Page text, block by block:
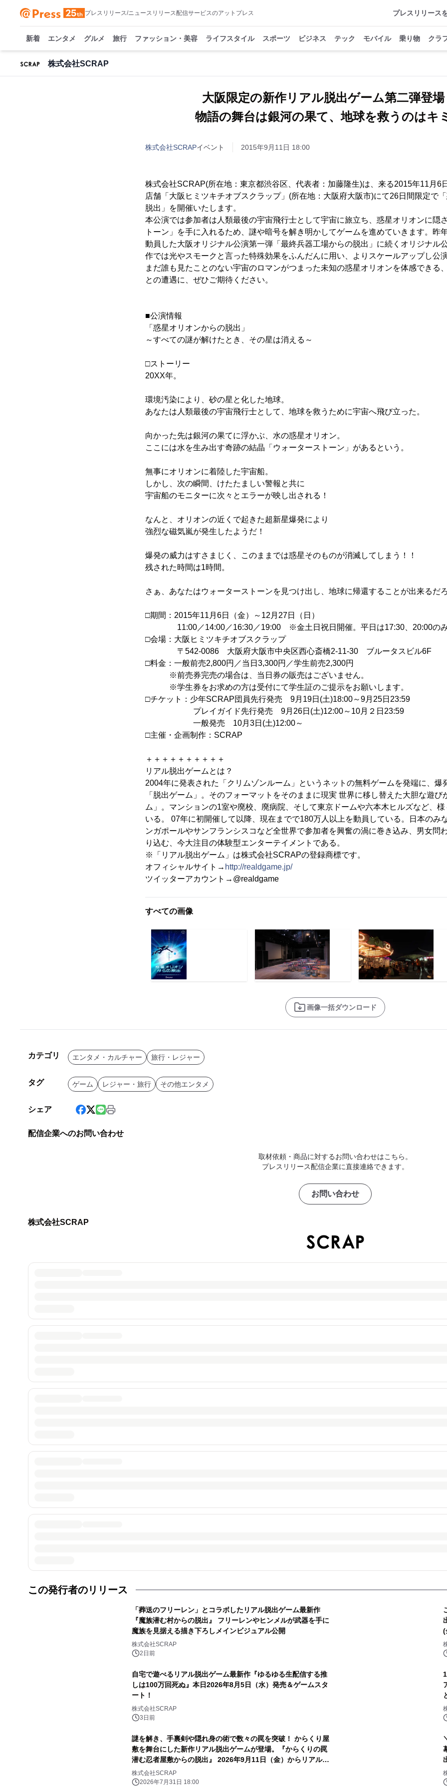
プレスリリース/ニュースリリース配信サービスのアットプレス プレスリリース
新着 エンタメ グルメ 旅行 ファッション・美容 ライフスタイル スポーツ ビジネス テック モバイル 乗り物 クラ
株式会社SCRAP
大阪限定の新作リアル脱出ゲーム第二弾登場
物語の舞台は銀河の果て、地球を救うのはキ
株式会社SCRAPイベント 2015年9月11日 18:00
株式会社SCRAP(所在地：東京都渋谷区、代表者：加藤隆生)は、来る2015年11月6
店舗「大阪ヒミツキチオブスクラップ」(所在地：大阪府大阪市)にて26日間限定で
脱出」を開催いたします。
本公演では参加者は人類最後の宇宙飛行士として宇宙に旅立ち、惑星オリオンに隠
トーン」を手に入れるため、謎や暗号を解き明かしてゲームを進めていきます。昨
動員した大阪オリジナル公演第一弾「最終兵器工場からの脱出」に続くオリジナル
作では光やスモークと言った特殊効果をふんだんに用い、よりスケールアップし公
まだ誰も見たことのない宇宙のロマンがつまった未知の惑星オリオンを体感できる
との遭遇に、ぜひご期待ください。
■公演情報
「惑星オリオンからの脱出」
～すべての謎が解けたとき、その星は消える～
□ストーリー
20XX年。
環境汚染により、砂の星と化した地球。
あなたは人類最後の宇宙飛行士として、地球を救うために宇宙へ飛び立った。
向かった先は銀河の果てに浮かぶ、水の惑星オリオン。
ここには水を生み出す奇跡の結晶「ウォーターストーン」があるという。
無事にオリオンに着陸した宇宙船。
しかし、次の瞬間、けたたましい警報と共に
宇宙船のモニターに次々とエラーが映し出される！
なんと、オリオンの近くで起きた超新星爆発により
強烈な磁気嵐が発生したようだ！
爆発の威力はすさまじく、このままでは惑星そのものが消滅してしまう！！
残された時間は1時間。
さぁ、あなたはウォーターストーンを見つけ出し、地球に帰還することが出来るだ
□期間：2015年11月6日（金）～12月27日（日）
11:00／14:00／16:30／19:00 ※金土日祝日開催。平日は17:30、20:00の
□会場：大阪ヒミツキチオブスクラップ
〒542-0086 大阪府大阪市中央区西心斎橋2-11-30 ブルータスビル6F
□料金：一般前売2,800円／当日3,300円／学生前売2,300円
※前売券完売の場合は、当日券の販売はございません。
※学生券をお求めの方は受付にて学生証のご提示をお願いします。
□チケット：少年SCRAP団員先行発売 9月19日(土)18:00～9月25日23:59
プレイガイド先行発売 9月26日(土)12:00～10月２日23:59
一般発売 10月3日(土)12:00～
□主催・企画制作：SCRAP
＋＋＋＋＋＋＋＋＋＋
リアル脱出ゲームとは？
2004年に発表された「クリムゾンルーム」というネットの無料ゲームを発端に、爆
「脱出ゲーム」。そのフォーマットをそのままに現実 世界に移し替えた大胆な遊び
ム」。マンションの1室や廃校、廃病院、そして東京ドームや六本木ヒルズなど、
いる。 07年に初開催して以降、現在までで180万人以上を動員している。日本のみ
ンガポールやサンフランシスコなど全世界で参加者を興奮の渦に巻き込み、男女問
り込む、今大注目の体験型エンターテイメントである。
※「リアル脱出ゲーム」は株式会社SCRAPの登録商標です。
オフィシャルサイト→ http://realdgame.jp/
ツイッターアカウント→@realdgame
すべての画像
画像一括ダウンロード
カテゴリ エンタメ・カルチャー 旅行・レジャー
タグ ゲーム レジャー・旅行 その他エンタメ
シェア
配信企業へのお問い合わせ
取材依頼・商品に対するお問い合わせはこちら。
プレスリリース配信企業に直接連絡できます。
お問い合わせ
株式会社SCRAP
この発行者のリリース
「葬送のフリーレン」とコラボしたリアル脱出ゲーム最新作
『魔族潜む村からの脱出』 フリーレンやヒンメルが武器を手に
魔族を見据える描き下ろしメインビジュアル公開
株式会社SCRAP
2日前
(
自宅で遊べるリアル脱出ゲーム最新作『ゆるゆる生配信する推
しは100万回死ぬ』本日2026年8月5日（水）発売＆ゲームスタ
ート！
株式会社SCRAP
3日前
(
謎を解き、手裏剣や隠れ身の術で数々の罠を突破！ からくり屋
敷を舞台にした新作リアル脱出ゲームが登場。『からくりの罠
潜む忍者屋敷からの脱出』 2026年9月11日（金）からリアル脱
出ゲーム CROSSING 浅草店、10月9日（金）からリアル脱出ゲ
ーム名古屋店で開催
株式会社SCRAP
2026年7月31日 18:00